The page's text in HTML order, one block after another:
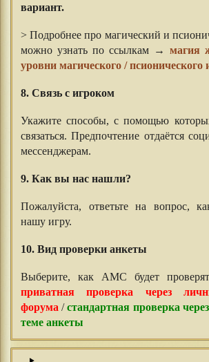
вариант.
> Подробнее про магический и
можно узнать по ссылкам → магия
уровни магического / псионического
8. Связь с игроком
Укажите способы, с помощью
связаться. Предпочтение отдаётся
мессенджерам.
9. Как вы нас нашли?
Пожалуйста, ответьте на вопрос,
нашу игру.
10. Вид проверки анкеты
Выберите, как АМС будет
приватная проверка через
форума /стандартная проверка
теме анкеты